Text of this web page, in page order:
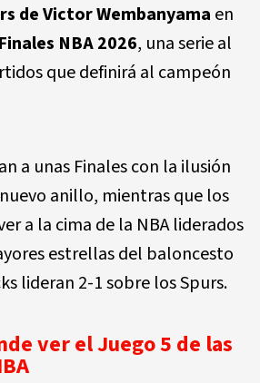
de Victor Wembanyama en
Finales NBA 2026, una serie al
que definirá al campeón
a unas Finales con la ilusión
anillo, mientras que los
a la cima de la NBA liderados
estrellas del baloncesto
lideran 2-1 sobre los Spurs.
ver el Juego 5 de las